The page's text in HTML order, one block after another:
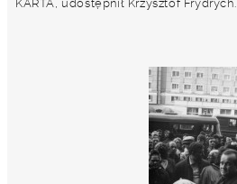
KARTA, udostępnił Krzysztof Frydrych.